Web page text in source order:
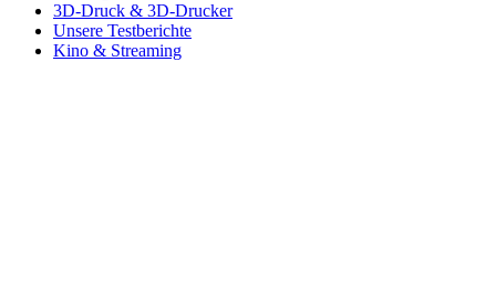
3D-Druck & 3D-Drucker
Unsere Testberichte
Kino & Streaming